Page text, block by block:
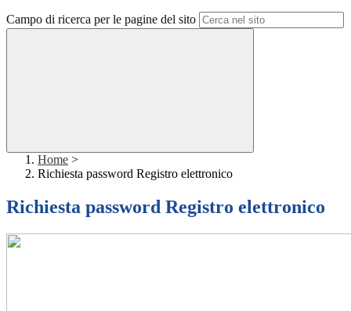
Campo di ricerca per le pagine del sito
Home >
Richiesta password Registro elettronico
Richiesta password Registro elettronico